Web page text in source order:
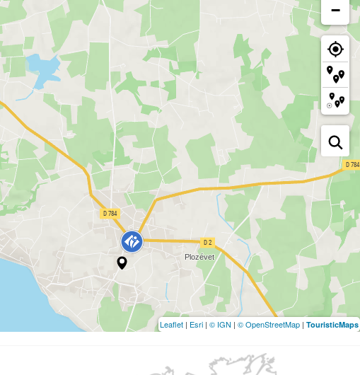
−
Leaflet | Esri | © IGN | © OpenStreetMap | TouristicMaps